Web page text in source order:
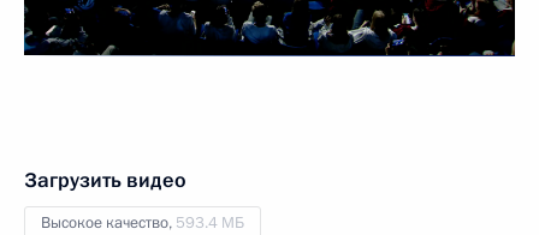
Загрузить видео
Высокое качество, 593.4 МБ